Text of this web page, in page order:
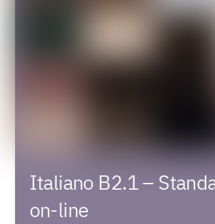
Italiano B2.1 –
on-line